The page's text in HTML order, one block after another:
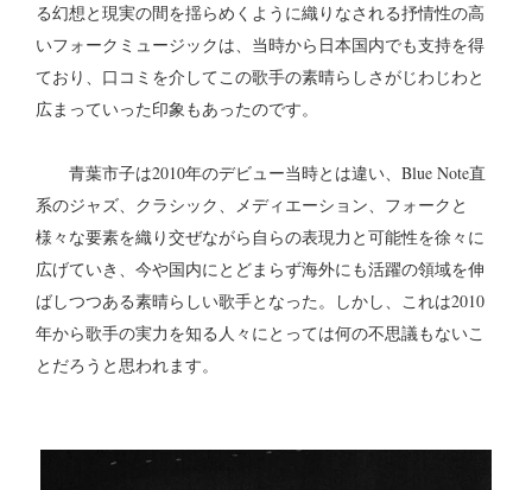
る幻想と現実の間を揺らめくように織りなされる抒情性の高
いフォークミュージックは、当時から日本国内でも支持を得
ており、口コミを介してこの歌手の素晴らしさがじわじわと
広まっていった印象もあったのです。
青葉市子は2010年のデビュー当時とは違い、Blue Note直
系のジャズ、クラシック、メディエーション、フォークと
様々な要素を織り交ぜながら自らの表現力と可能性を徐々に
広げていき、今や国内にとどまらず海外にも活躍の領域を伸
ばしつつある素晴らしい歌手となった。しかし、これは2010
年から歌手の実力を知る人々にとっては何の不思議もないこ
とだろうと思われます。